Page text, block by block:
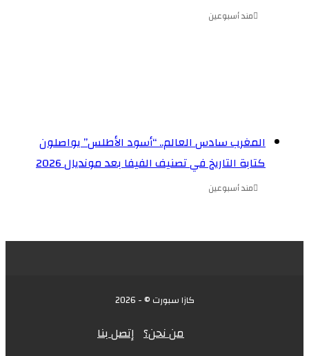
مند أسبوعين
المغرب سادس العالم.. “أسود الأطلس” يواصلون
كتابة التاريخ في تصنيف الفيفا بعد مونديال 2026
مند أسبوعين
كازا سبورت © - 2026
من نحن؟ إتصل بنا